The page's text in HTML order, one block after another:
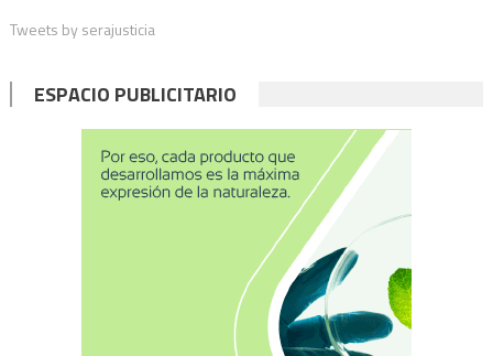
Tweets by serajusticia
ESPACIO PUBLICITARIO